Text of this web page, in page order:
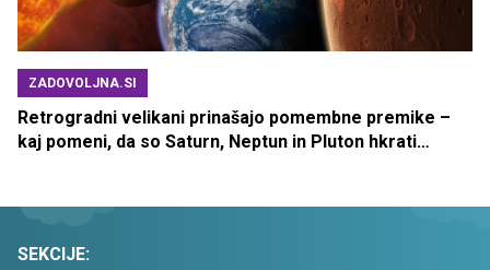
ZADOVOLJNA.SI
Retrogradni velikani prinašajo pomembne premike –
kaj pomeni, da so Saturn, Neptun in Pluton hkrati
SEKCIJE: